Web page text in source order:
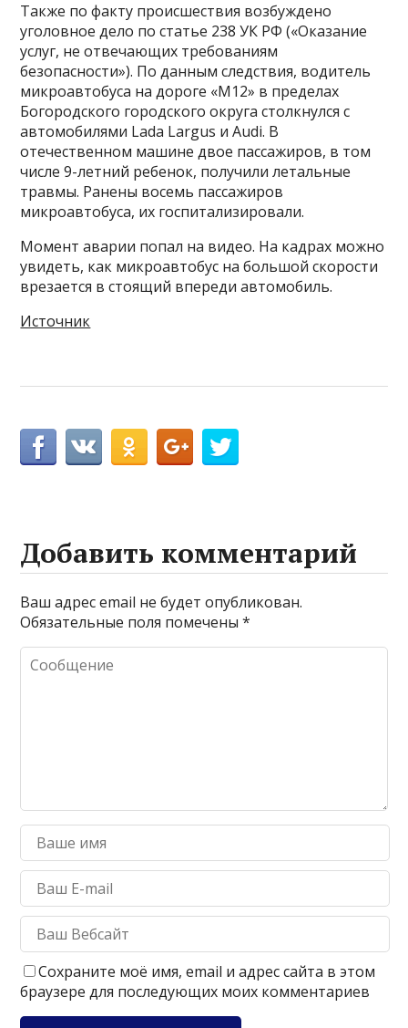
Также по факту происшествия возбуждено
уголовное дело по статье 238 УК РФ («Оказание
услуг, не отвечающих требованиям
безопасности»). По данным следствия, водитель
микроавтобуса на дороге «М12» в пределах
Богородского городского округа столкнулся с
автомобилями Lada Largus и Audi. В
отечественном машине двое пассажиров, в том
числе 9-летний ребенок, получили летальные
травмы. Ранены восемь пассажиров
микроавтобуса, их госпитализировали.
Момент аварии попал на видео. На кадрах можно
увидеть, как микроавтобус на большой скорости
врезается в стоящий впереди автомобиль.
Источник
Добавить комментарий
Ваш адрес email не будет опубликован.
Обязательные поля помечены*
Сохраните моё имя, email и адрес сайта в этом
браузере для последующих моих комментариев